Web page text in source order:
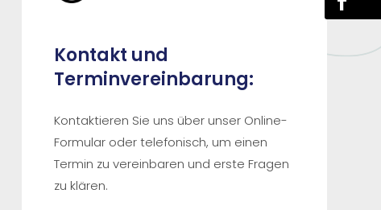
Kontakt und
Terminvereinbarung:
Kontaktieren Sie uns über unser Online-
Formular oder telefonisch, um einen
Termin zu vereinbaren und erste Fragen
zu klären.